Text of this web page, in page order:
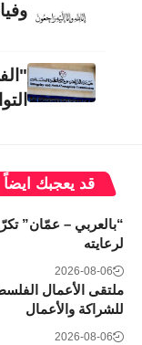
قد يعجبك ايضاً
“بالعربي – عمّان”
لرعايته
2026-08-06
ملتقى الأعمال
للشراكة والأعمال
2026-08-06